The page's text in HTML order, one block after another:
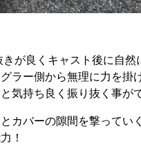
きが良くキャスト後に自然
ラー側から無理に力を掛
気持ち良く振り抜く事が
カバーの隙間を撃ってい
！